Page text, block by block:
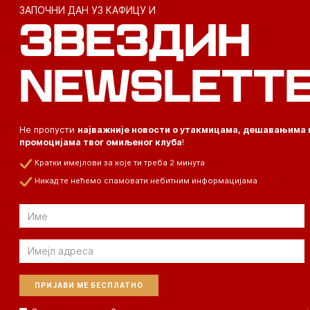
ЗАПОЧНИ ДАН УЗ КАФИЦУ И
ЗВЕЗДИН
Не пропусти најважније новости о утакмицама, дешавањима
промоцијама твог омиљеног клуба!
Кратки имејлови за које ти треба 2 минута
Никад те нећемо спамовати небитним информацијама
Email
Email